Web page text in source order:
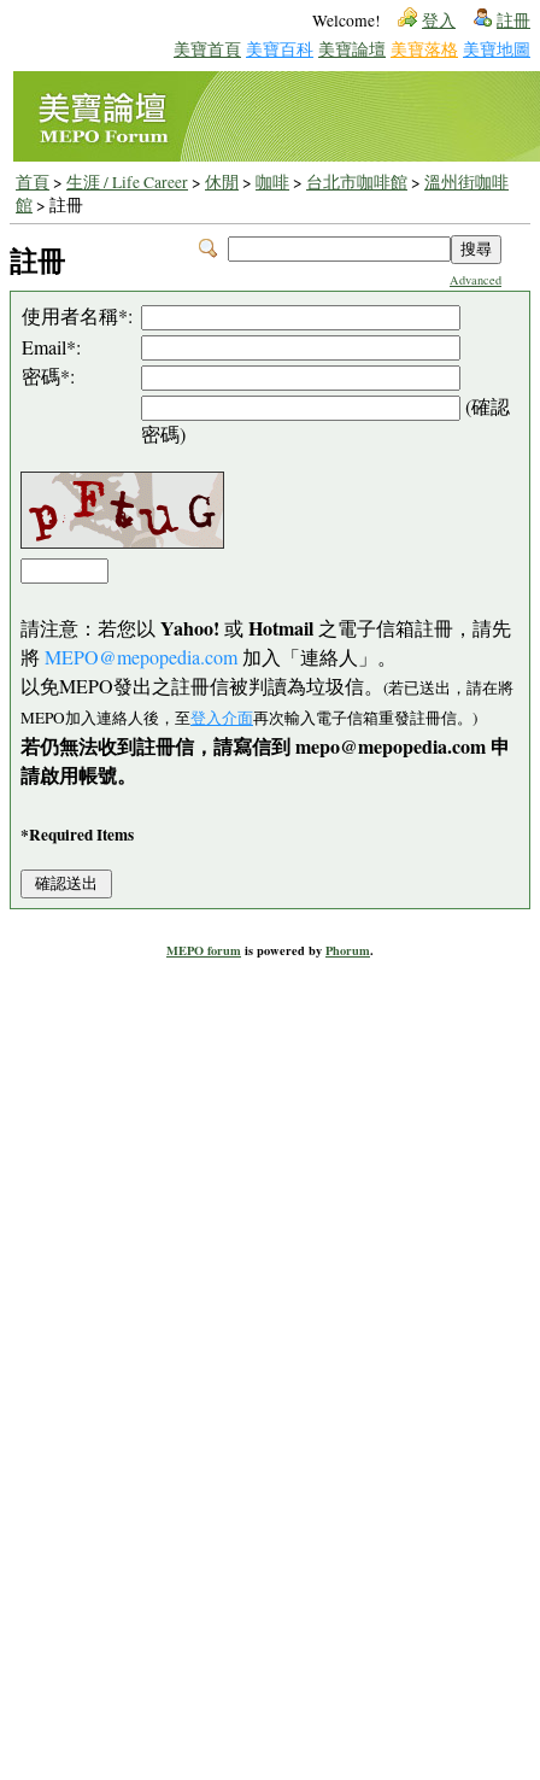
Welcome! 登入 註冊
美寶首頁 美寶百科 美寶論壇 美寶落格 美寶地圖
首頁> 生涯 / Life Career> 休閒 > 咖啡> 台北市咖啡館> 溫州街咖啡
館> 註冊
Advanced
註冊
使用者名稱*:
Email*:
密碼*:
(確認
密碼)
請注意：若您以 Yahoo! 或Hotmail 之電子信箱註冊，請先
將MEPO@mepopedia.com 加入「連絡人」。
以免MEPO發出之註冊信被判讀為垃圾信。 (若已送出，請在將
MEPO加入連絡人後，至登入介面再次輸入電子信箱重發註冊信。)
若仍無法收到註冊信，請寫信到 mepo@mepopedia.com 申
請啟用帳號。
*Required Items
MEPO forumis powered byPhorum.